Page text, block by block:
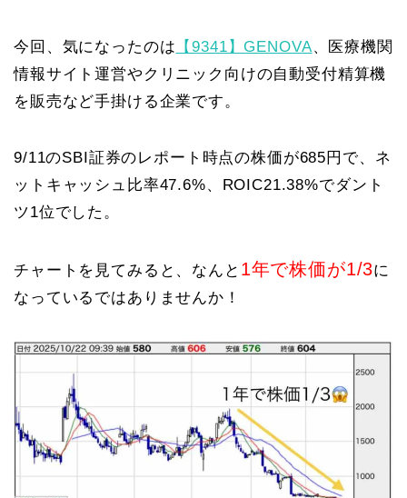
今回、気になったのは 【9341】GENOVA、医療機関
情報サイト運営やクリニック向けの自動受付精算機
を販売など手掛ける企業です。
9/11のSBI証券のレポート時点の株価が685円で、ネ
ットキャッシュ比率47.6%、ROIC21.38%でダント
ツ1位でした。
チャートを見てみると、なんと 1年で株価が1/3に
なっているではありませんか！